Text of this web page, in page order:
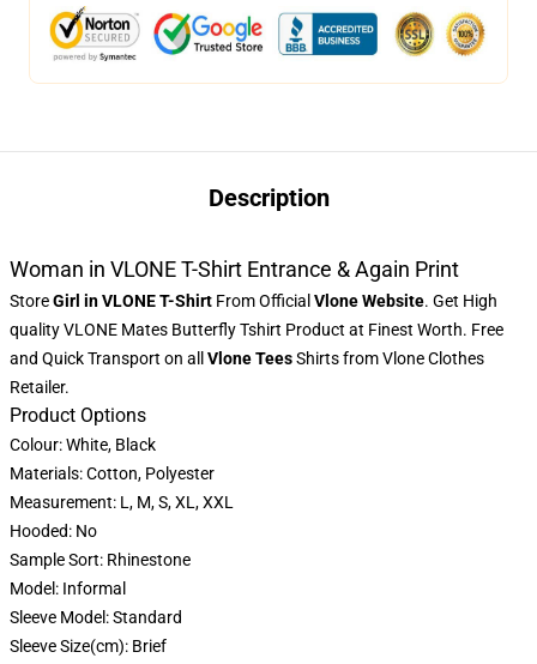
Description
Woman in VLONE T-Shirt Entrance & Again Print
StoreGirl in VLONE T-Shirt From Official Vlone Website. Get High
quality VLONE Mates Butterfly Tshirt Product at Finest Worth. Free
and Quick Transport on all Vlone TeesShirts from Vlone Clothes
Retailer.
Product Options
Colour: White, Black
Materials: Cotton, Polyester
Measurement: L, M, S, XL, XXL
Hooded: No
Sample Sort: Rhinestone
Model: Informal
Sleeve Model: Standard
Sleeve Size(cm): Brief